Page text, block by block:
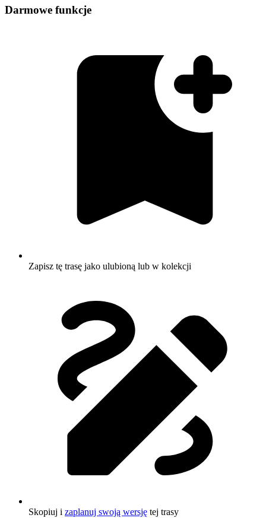
Darmowe funkcje
Zapisz tę trasę jako ulubioną lub w kolekcji
Skopiuj i zaplanuj swoją wersję tej trasy